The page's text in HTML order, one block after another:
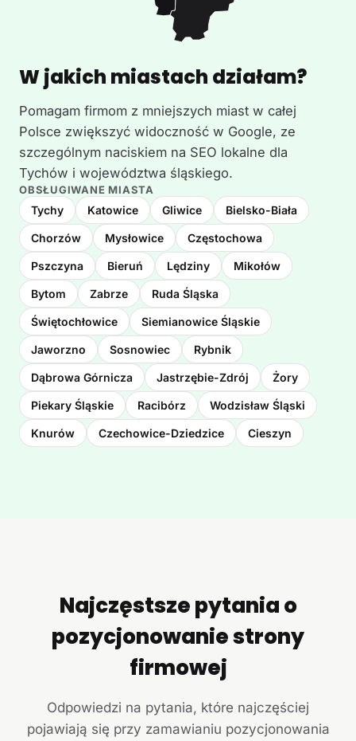
W jakich miastach działam?
Pomagam firmom z mniejszych miast w całej
Polsce zwiększyć widoczność w Google, ze
szczególnym naciskiem na SEO lokalne dla
Tychów i województwa śląskiego.
OBSŁUGIWANE MIASTA
Tychy Katowice Gliwice Bielsko-Biała
Chorzów Mysłowice Częstochowa
Pszczyna Bieruń Lędziny Mikołów
Bytom Zabrze Ruda Śląska
Świętochłowice Siemianowice Śląskie
Jaworzno Sosnowiec Rybnik
Dąbrowa Górnicza Jastrzębie-Zdrój Żory
Piekary Śląskie Racibórz Wodzisław Śląski
Knurów Czechowice-Dziedzice Cieszyn
Najczęstsze pytania o
pozycjonowanie strony
firmowej
Odpowiedzi na pytania, które najczęściej
pojawiają się przy zamawianiu pozycjonowania